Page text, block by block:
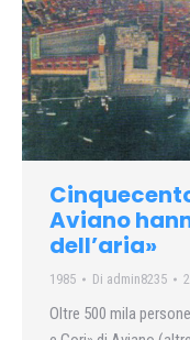
Aviano
dell’aria»
1985 Di admin8235
Oltre 500 mila